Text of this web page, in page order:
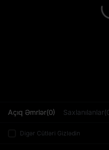
Açıq Əmrlər(0)
Digər Cütləri Gizlədin